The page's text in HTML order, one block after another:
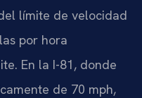
límite de velocidad
por hora
En la I-81, donde
de 70 mph,